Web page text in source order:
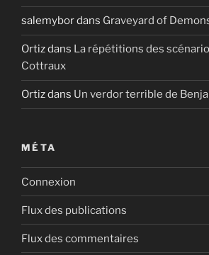
salemybordans Graveyard of
Ortizdans La répétitions des
Cottraux
Ortizdans Un verdor terrible de
MÉTA
Connexion
Flux des publications
Flux des commentaires